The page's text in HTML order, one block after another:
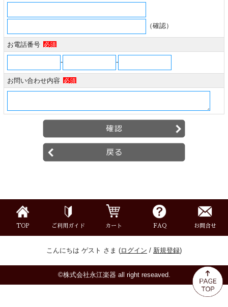
（確認）
お電話番号 必須
- -
お問い合わせ内容 必須
TOP ご利用ガイド カート FAQ お問合せ
こんにちは ゲスト さま (ログイン / 新規登録)
©株式会社永江楽器 all right reseaved.
ストラップ
ミュート
楽器ケース＆ケースカバー
楽器スタンド
チューナー・メトロノーム
譜面台・指揮棒
音楽ギフト・雑貨